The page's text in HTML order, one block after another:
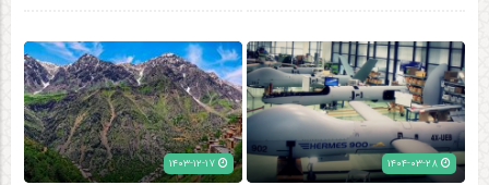
۱۴۰۴-۰۳-۲۸